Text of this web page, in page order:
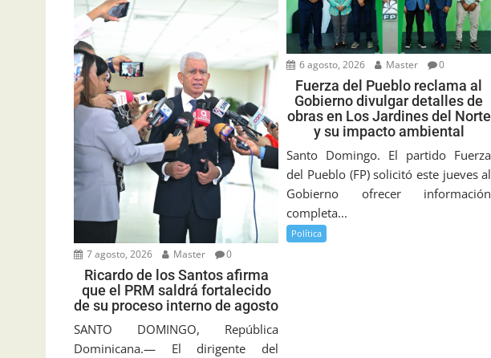
7 agosto, 2026 Master 0
Ricardo de los Santos afirma
que el PRM saldrá fortalecido
de su proceso interno de agosto
SANTO DOMINGO, República
Dominicana.— El dirigente del
6 agosto, 2026 Master 0
Fuerza del Pueblo reclama al
Gobierno divulgar detalles de
obras en Los Jardines del Norte
y su impacto ambiental
Santo Domingo. El partido Fuerza
del Pueblo (FP) solicitó este jueves al
Gobierno ofrecer información
completa...
Política